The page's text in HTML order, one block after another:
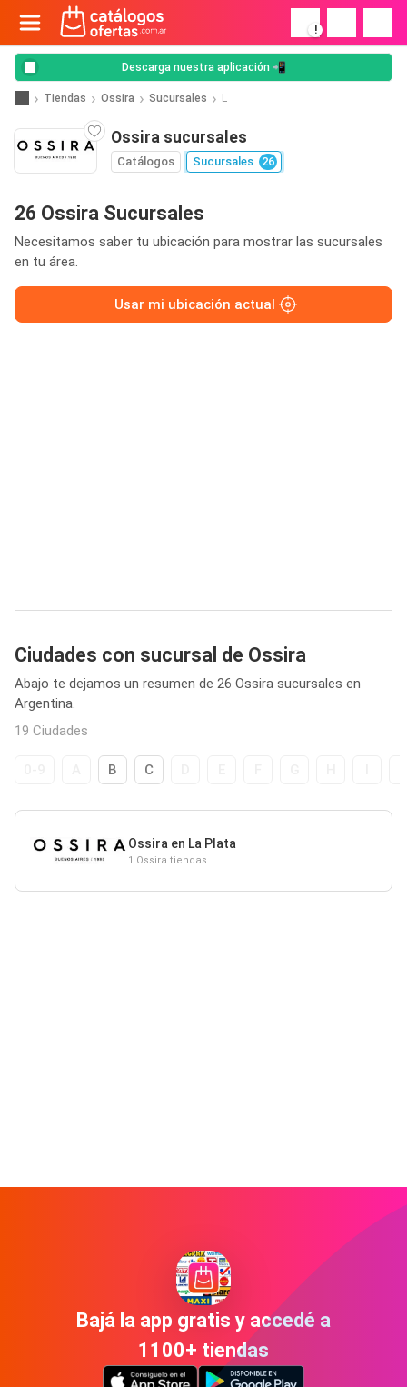
!
Descarga nuestra aplicación 📲
Tiendas Ossira Sucursales L
Ossira sucursales
Catálogos Sucursales 26
26 Ossira Sucursales
Necesitamos saber tu ubicación para mostrar las sucursales
en tu área.
Usar mi ubicación actual
Ciudades con sucursal de Ossira
Abajo te dejamos un resumen de 26 Ossira sucursales en
Argentina.
19 Ciudades
B C
Ossira en La Plata
1 Ossira tiendas
Bajá la app gratis y accedé a
1100+ tiendas